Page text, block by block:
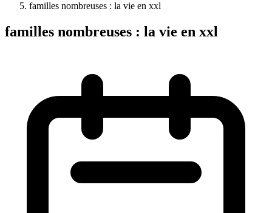
familles nombreuses : la vie en xxl
familles nombreuses : la vie en xxl